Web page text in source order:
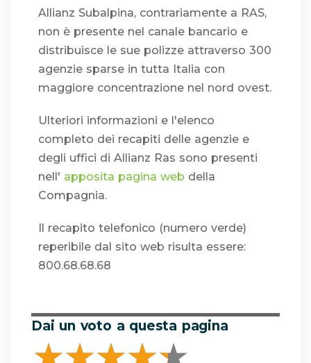
Allianz Subalpina, contrariamente a RAS,
non è presente nel canale bancario e
distribuisce le sue polizze attraverso 300
agenzie sparse in tutta Italia con
maggiore concentrazione nel nord ovest.
Ulteriori informazioni e l'elenco
completo dei recapiti delle agenzie e
degli uffici di Allianz Ras sono presenti
nell' apposita pagina web della
Compagnia.
Il recapito telefonico (numero verde)
reperibile dal sito web risulta essere:
800.68.68.68
Dai un voto a questa pagina